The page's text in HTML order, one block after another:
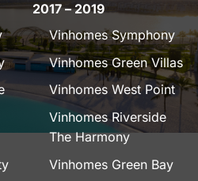
2017 – 2019
Vinhomes Symphony
Vinhomes Green Villas
Vinhomes West Point
Vinhomes Riverside
The Harmony
Vinhomes Green Bay